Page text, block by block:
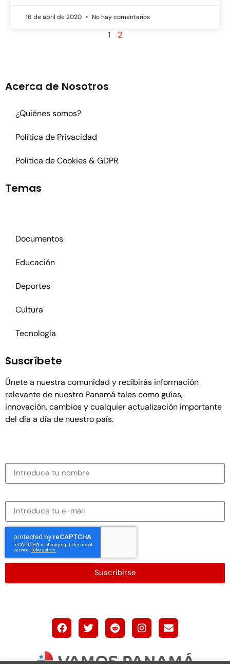
16 de abril de 2020 No hay comentarios
1 2
Acerca de Nosotros
¿Quiénes somos?
Política de Privacidad
Política de Cookies & GDPR
Temas
Documentos
Educación
Deportes
Cultura
Tecnología
Suscríbete
Únete a nuestra comunidad y recibirás información
relevante de nuestro Panamá tales como guías,
innovación, cambios y cualquier actualización importante
del día a día de nuestro país.
Suscribirse